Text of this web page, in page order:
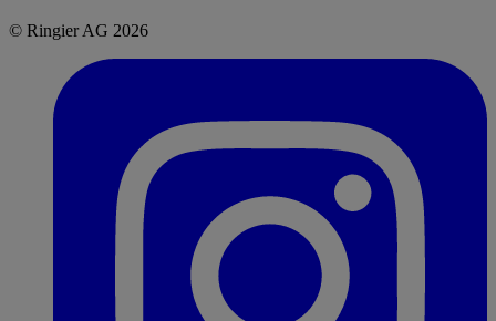
© Ringier AG 2026